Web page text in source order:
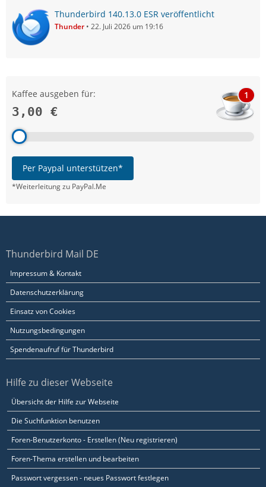
Thunderbird 140.13.0 ESR veröffentlicht
Thunder 22. Juli 2026 um 19:16
Kaffee ausgeben für:
3,00 €
1
Per Paypal unterstützen*
*Weiterleitung zu PayPal.Me
Thunderbird Mail DE
Impressum & Kontakt
Datenschutzerklärung
Einsatz von Cookies
Nutzungsbedingungen
Spendenaufruf für Thunderbird
Hilfe zu dieser Webseite
Übersicht der Hilfe zur Webseite
Die Suchfunktion benutzen
Foren-Benutzerkonto - Erstellen (Neu registrieren)
Foren-Thema erstellen und bearbeiten
Passwort vergessen - neues Passwort festlegen